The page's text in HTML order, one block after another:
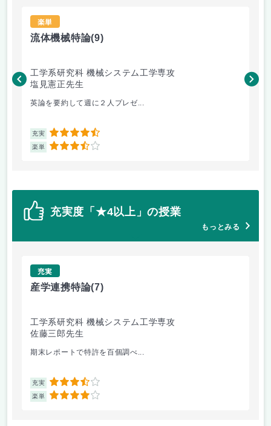
楽単
流体機械特論(9)
工学系研究科 機械システム工学専攻
塩見憲正先生
英論を要約して週に２人プレゼ...
充実 4.5
楽単 3.5
佐
充実度「★4以上」の授業
もっとみる
充実
産学連携特論(7)
工学系研究科 機械システム工学専攻
佐藤三郎先生
期末レポートで特許を百個調べ...
充実 3.5
楽単 4